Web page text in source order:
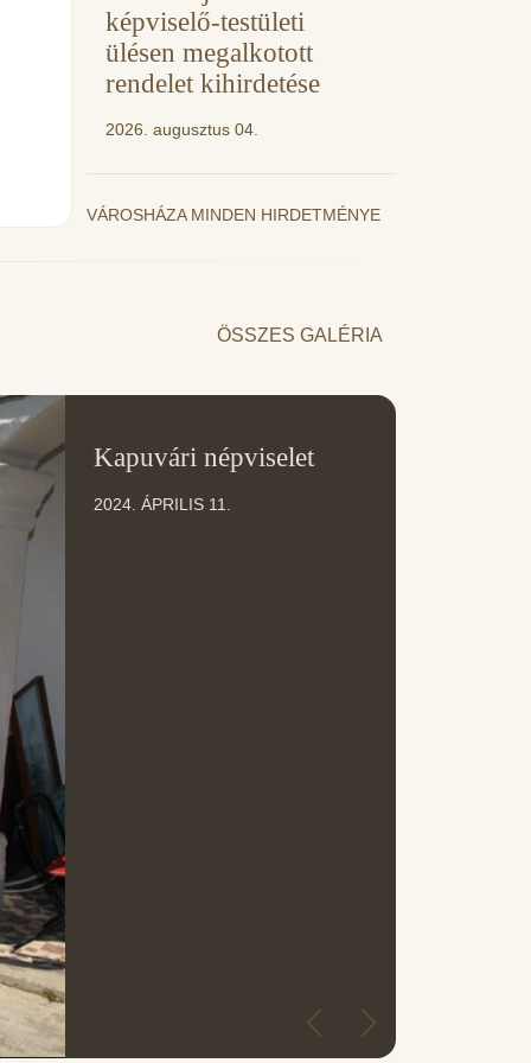
képviselő-testületi
ülésen megalkotott
rendelet kihirdetése
2026. augusztus 04.
VÁROSHÁZA MINDEN HIRDETMÉNYE
ÖSSZES GALÉRIA
Kapuvári népviselet
2024. ÁPRILIS 11.